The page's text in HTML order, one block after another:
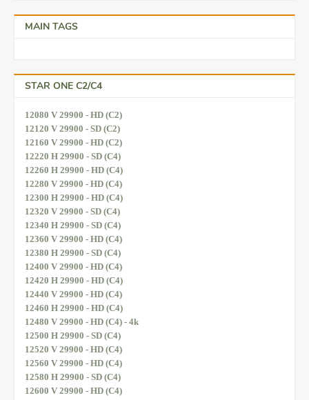
MAIN TAGS
STAR ONE C2/C4
12080 V 29900 - HD (C2)
12120 V 29900 - SD (C2)
12160 V 29900 - HD (C2)
12220 H 29900 - SD (C4)
12260 H 29900 - HD (C4)
12280 V 29900 - HD (C4)
12300 H 29900 - HD (C4)
12320 V 29900 - SD (C4)
12340 H 29900 - SD (C4)
12360 V 29900 - HD (C4)
12380 H 29900 - SD (C4)
12400 V 29900 - HD (C4)
12420 H 29900 - HD (C4)
12440 V 29900 - HD (C4)
12460 H 29900 - HD (C4)
12480 V 29900 - HD (C4) - 4k
12500 H 29900 - SD (C4)
12520 V 29900 - HD (C4)
12560 V 29900 - HD (C4)
12580 H 29900 - SD (C4)
12600 V 29900 - HD (C4)